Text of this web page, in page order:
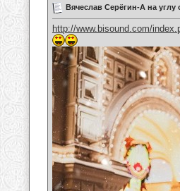
Вячеслав Серёгин-А на углу
http://www.bisound.com/